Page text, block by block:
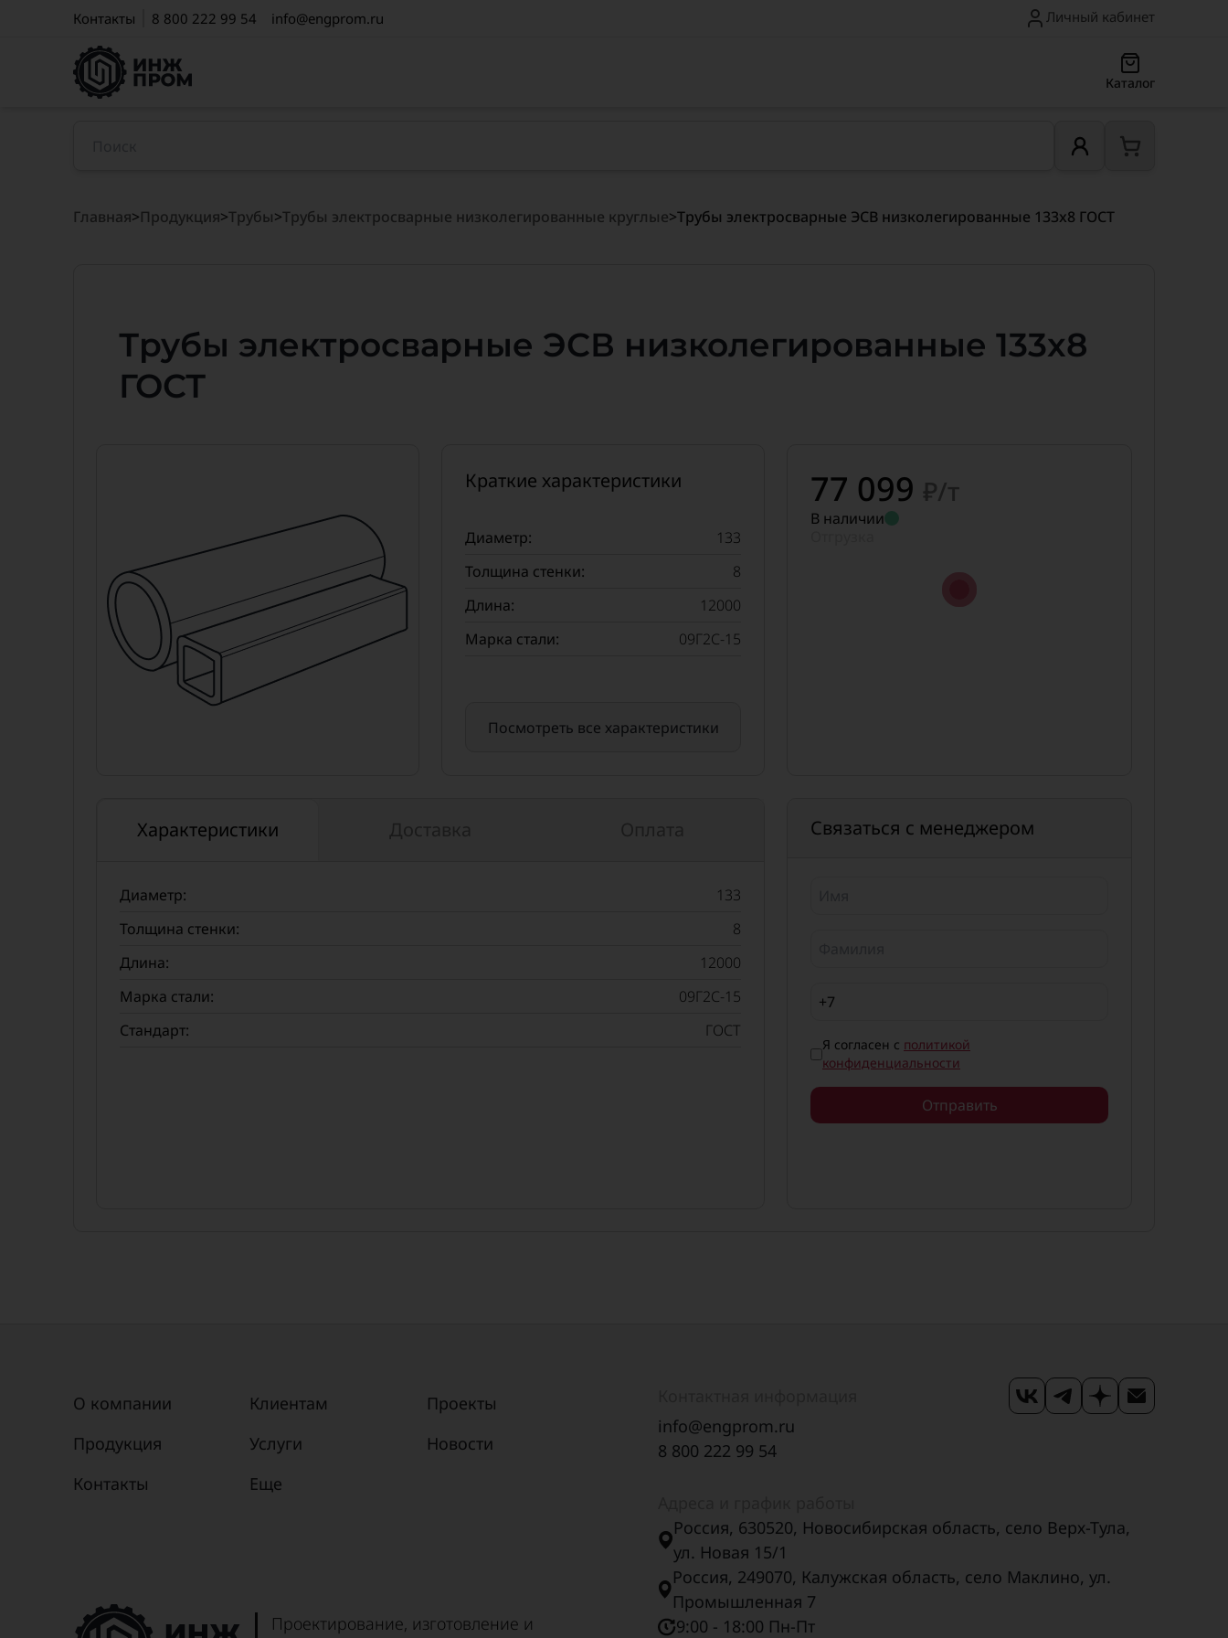
Контакты 8 800 222 99 54 info@engprom.ru Личный кабинет
Каталог
Главная>Продукция>Трубы>Трубы электросварные низколегированные круглые>Трубы электросварные ЭСВ низколегированные 133x8 ГОСТ
Трубы электросварные ЭСВ низколегированные 133x8
ГОСТ
Краткие характеристики
Диаметр:
133
Толщина стенки:
8
Длина:
12000
Марка стали:
09Г2С-15
Посмотреть все характеристики
77 099 ₽/т
В наличии
Характеристики
Диаметр:
133
Толщина стенки:
8
Длина:
12000
Марка стали:
09Г2С-15
Стандарт:
ГОСТ
Связаться с менеджером
Я согласен с политикой
конфиденциальности
Отправить
О компании Клиентам
Проекты
Продукция
Услуги
Новости
Контакты
Еще
Проектирование, изготовление и
info@engprom.ru
8 800 222 99 54
Россия, 630520, Новосибирская область, село Верх-Тула,
ул. Новая 15/1
Россия, 249070, Калужская область, село Маклино, ул.
Промышленная 7
9:00 - 18:00 Пн-Пт